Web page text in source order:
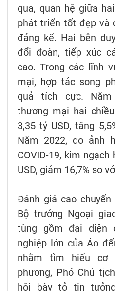
qua, quan hệ giữa
phát triển tốt đẹp và
đáng kể. Hai bên
đổi đoàn, tiếp xúc
cao. Trong các lĩnh
mại, hợp tác song
quả tích cực.
thương mại hai
3,35 tỷ USD, tăng
Năm 2022, do ảnh
COVID-19, kim
USD, giảm 16,7% so
Đánh giá cao
Bộ trưởng Ngoại
tùng gồm đại diện
nghiệp lớn của Áo
nhằm tìm hiểu cơ
phương, Phó Chủ
hội bày tỏ tin